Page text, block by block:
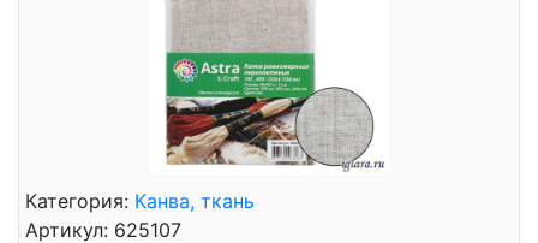
Категория: Канва, ткань
Артикул: 625107